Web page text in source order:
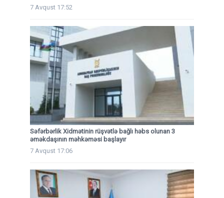
7 Avqust 17:52
Səfərbərlik Xidmətinin rüşvətlə bağlı həbs olunan 3
əməkdaşının məhkəməsi başlayır
7 Avqust 17:06